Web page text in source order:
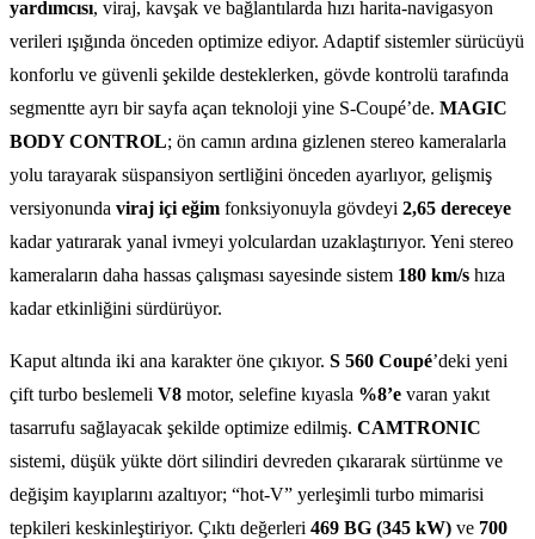
yardımcısı, viraj, kavşak ve bağlantılarda hızı harita-navigasyon
verileri ışığında önceden optimize ediyor. Adaptif sistemler sürücüyü
konforlu ve güvenli şekilde desteklerken, gövde kontrolü tarafında
segmentte ayrı bir sayfa açan teknoloji yine S-Coupé’de. MAGIC
BODY CONTROL; ön camın ardına gizlenen stereo kameralarla
yolu tarayarak süspansiyon sertliğini önceden ayarlıyor, gelişmiş
versiyonunda viraj içi eğim fonksiyonuyla gövdeyi 2,65 dereceye
kadar yatırarak yanal ivmeyi yolculardan uzaklaştırıyor. Yeni stereo
kameraların daha hassas çalışması sayesinde sistem 180 km/s hıza
kadar etkinliğini sürdürüyor.
Kaput altında iki ana karakter öne çıkıyor. S 560 Coupé’deki yeni
çift turbo beslemeli V8 motor, selefine kıyasla %8’e varan yakıt
tasarrufu sağlayacak şekilde optimize edilmiş. CAMTRONIC
sistemi, düşük yükte dört silindiri devreden çıkararak sürtünme ve
değişim kayıplarını azaltıyor; “hot-V” yerleşimli turbo mimarisi
tepkileri keskinleştiriyor. Çıktı değerleri 469 BG (345 kW) ve 700